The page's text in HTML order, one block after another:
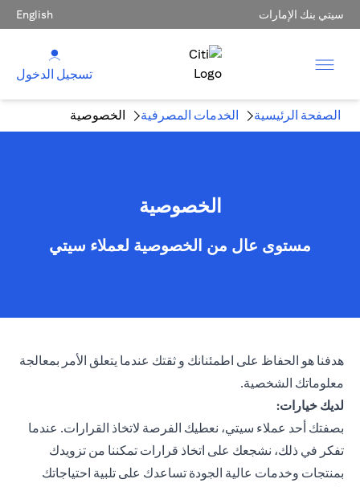
سيتي بنك الإمارات English
تسجيل الدخول
الصفحة الرئيسية الخدمات المصرفية الخصوصية
الخصوصية
مستوى عال من الخصوصية لعملاء سيتي
هدفنا هو الحفاظ على اطمئنانك و ثقتك عندما يتعلق الأمر بمعالجة
معلوماتك الشخصية.
لديك خيارات:
بصفتك أحد عملاء سيتي، نعطيك الفرصة لاتخاذ القرارات. عندما
تفكر في ذلك، نشجعك على اتخاذ قرارات تمكننا من تزويدك
بمنتجات وخدمات عالية الجودة تساعدك على تلبية احتياجاتك